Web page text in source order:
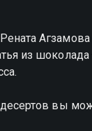
из
вы